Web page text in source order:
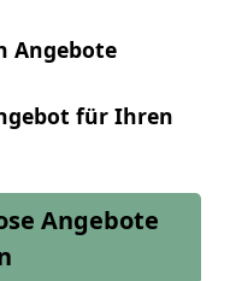
Angebote
für Ihren
Angebote